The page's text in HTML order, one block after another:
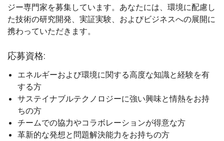
ジー専門家を募集しています。あなたには、環境に配慮し
た技術の研究開発、実証実験、およびビジネスへの展開に
携わっていただきます。
応募資格:
エネルギーおよび環境に関する高度な知識と経験を有
する方
サステイナブルテクノロジーに強い興味と情熱をお持
ちの方
チームでの協力やコラボレーションが得意な方
革新的な発想と問題解決能力をお持ちの方